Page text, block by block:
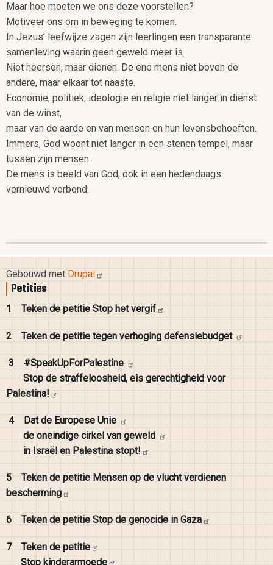
Maar hoe moeten we ons deze voorstellen?
Motiveer ons om in beweging te komen.
In Jezus’ leefwijze zagen zijn leerlingen een transparante
samenleving waarin geen geweld meer is.
Niet heersen, maar dienen. De ene mens niet boven de
andere, maar elkaar tot naaste.
Economie, politiek, ideologie en religie niet langer in dienst
van de winst,
maar van de aarde en van mensen en hun levensbehoeften.
Immers, God woont niet langer in een stenen tempel, maar
tussen zijn mensen.
De mens is beeld van God, ook in een hedendaags
vernieuwd verbond.
Gebouwd met Drupal
Petities
1 Teken de petitie Stop hetvergif
2 Teken de petitie tegen verhoging defensiebudget
3
#SpeakUpForPalestine
Stop de straffeloosheid, eis gerechtigheid voor
Palestina!
4 Dat de Europese Unie
de oneindige cirkel van geweld
in Israël en Palestina stopt!
5 Teken de petitie Mensen op de vlucht verdienen
bescherming
6 Teken de petitie Stop de genocide in Gaza
7 Teken de petitie
Stop kinderarmoede